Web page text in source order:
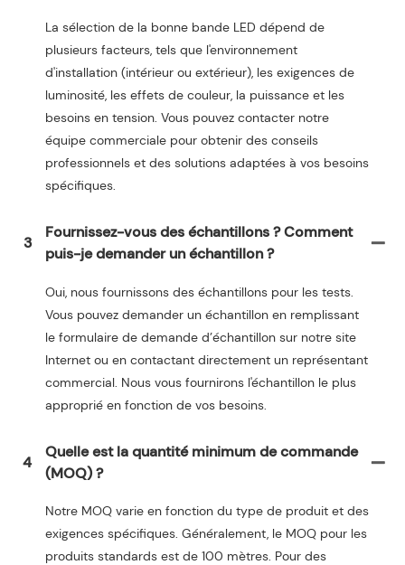
La sélection de la bonne bande LED dépend de
plusieurs facteurs, tels que l'environnement
d'installation (intérieur ou extérieur), les exigences de
luminosité, les effets de couleur, la puissance et les
besoins en tension. Vous pouvez contacter notre
équipe commerciale pour obtenir des conseils
professionnels et des solutions adaptées à vos besoins
spécifiques.
3
Fournissez-vous des échantillons ? Comment
puis-je demander un échantillon ?
Oui, nous fournissons des échantillons pour les tests.
Vous pouvez demander un échantillon en remplissant
le formulaire de demande d’échantillon sur notre site
Internet ou en contactant directement un représentant
commercial. Nous vous fournirons l'échantillon le plus
approprié en fonction de vos besoins.
4
Quelle est la quantité minimum de commande
(MOQ) ?
Notre MOQ varie en fonction du type de produit et des
exigences spécifiques. Généralement, le MOQ pour les
produits standards est de 100 mètres. Pour des